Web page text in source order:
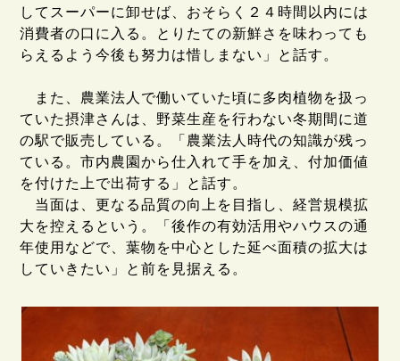
してスーパーに卸せば、おそらく２４時間以内には
消費者の口に入る。とりたての新鮮さを味わっても
らえるよう今後も努力は惜しまない」と話す。
また、農業法人で働いていた頃に多肉植物を扱っ
ていた摂津さんは、野菜生産を行わない冬期間に道
の駅で販売している。「農業法人時代の知識が残っ
ている。市内農園から仕入れて手を加え、付加価値
を付けた上で出荷する」と話す。
当面は、更なる品質の向上を目指し、経営規模拡
大を控えるという。「後作の有効活用やハウスの通
年使用などで、葉物を中心とした延べ面積の拡大は
していきたい」と前を見据える。